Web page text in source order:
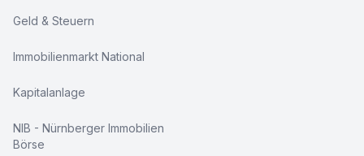
Geld & Steuern
Immobilienmarkt National
Kapitalanlage
NIB - Nürnberger Immobilien
Börse